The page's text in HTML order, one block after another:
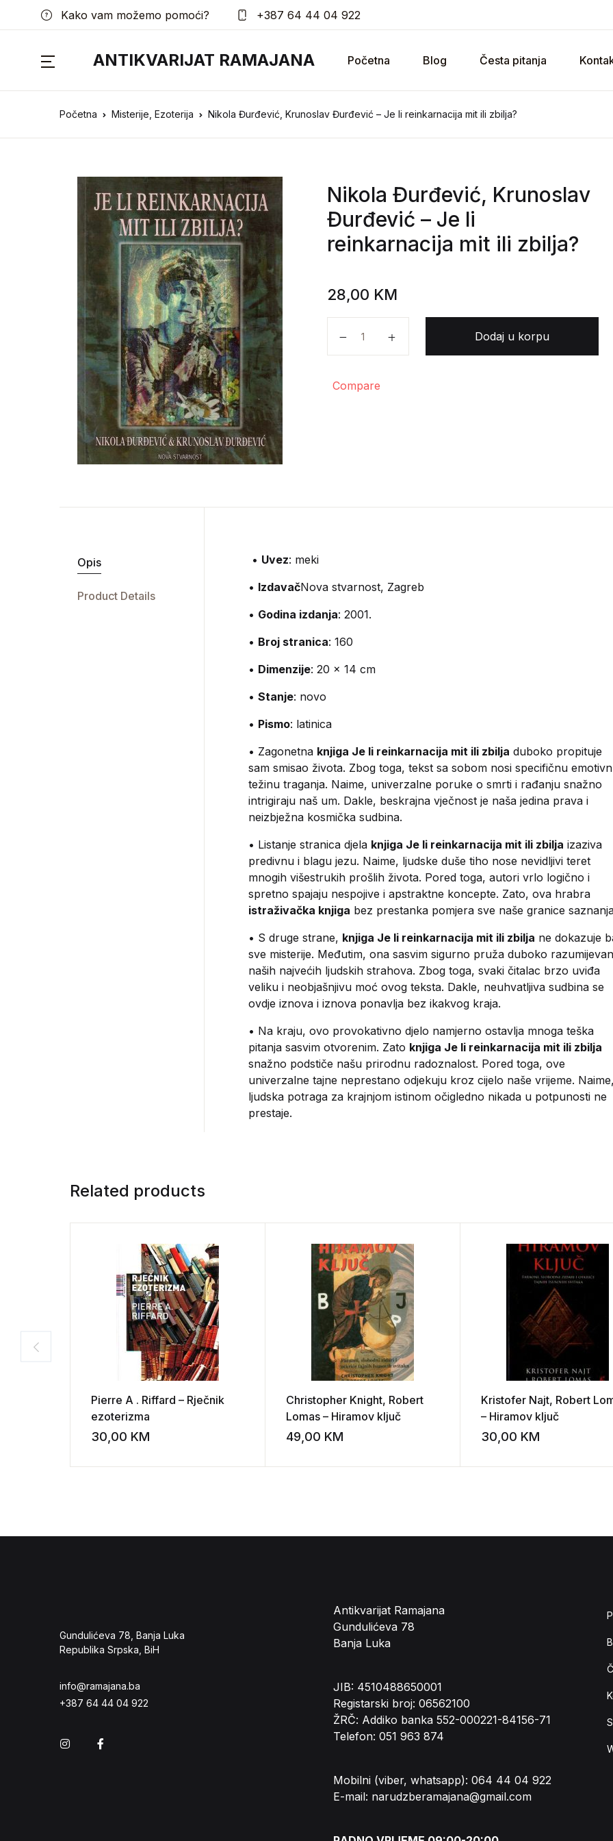
Kako vam možemo pomoći? +387 64 44 04 922
ANTIKVARIJAT RAMAJANA Početna Blog Česta pitanja
Početna Misterije, Ezoterija Nikola Đurđević, Krunoslav Đurđević – Je li reinkarnacija mit ili zbilja?
Nikola Đurđević, Krunoslav
Đurđević – Je li
reinkarnacija mit ili zbilja?
28,00 KM
Dodaj u korpu
Compare
Opis
Product Details
• Uvez: meki
• IzdavačNova stvarnost, Zagreb
• Godina izdanja: 2001.
• Broj stranica: 160
• Dimenzije: 20 x 14 cm
• Stanje: novo
• Pismo: latinica
• Zagonetna knjiga Je li reinkarnacija mit ili zbilja duboko propituje
sam smisao života. Zbog toga, tekst sa sobom nosi specifičnu
težinu traganja. Naime, univerzalne poruke o smrti i rađanju snažno
intrigiraju naš um. Dakle, beskrajna vječnost je naša jedina prava i
neizbježna kosmička sudbina.
• Listanje stranica djela knjiga Je li reinkarnacija mit ili zbilja izaziva
predivnu i blagu jezu. Naime, ljudske duše tiho nose nevidljivi teret
mnogih višestrukih prošlih života. Pored toga, autori vrlo logično i
spretno spajaju nespojive i apstraktne koncepte. Zato, ova hrabra
istraživačka knjiga bez prestanka pomjera sve naše granice
• S druge strane, knjiga Je li reinkarnacija mit ili zbilja ne dokazuje
sve misterije. Međutim, ona sasvim sigurno pruža duboko
naših najvećih ljudskih strahova. Zbog toga, svaki čitalac brzo uviđa
veliku i neobjašnjivu moć ovog teksta. Dakle, neuhvatljiva sudbina se
ovdje iznova i iznova ponavlja bez ikakvog kraja.
• Na kraju, ovo provokativno djelo namjerno ostavlja mnoga teška
pitanja sasvim otvorenim. Zato knjiga Je li reinkarnacija mit ili zbilja
snažno podstiče našu prirodnu radoznalost. Pored toga, ove
univerzalne tajne neprestano odjekuju kroz cijelo naše vrijeme.
ljudska potraga za krajnjom istinom očigledno nikada u potpunosti ne
prestaje.
Related products
Pierre A . Riffard – Rječnik
ezoterizma
30,00 KM Add to wishlist
Christopher Knight, Robert
Lomas – Hiramov ključ
49,00 KM Add to wishlist
Kristofer Najt, Robert
– Hiramov ključ
30,00 KM
Gundulićeva 78, Banja Luka
Republika Srpska, BiH
info@ramajana.ba
+387 64 44 04 922
Instagram
Antikvarijat Ramajana
Gundulićeva 78
Banja Luka
JIB: 4510488650001
Registarski broj: 06562100
ŽRČ: Addiko banka 552-000221-84156-71
Telefon: 051 963 874
Mobilni (viber, whatsapp): 064 44 04 922
E-mail: narudzberamajana@gmail.com